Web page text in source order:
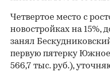
Четвертое место с
новостройках на 15%,
занял
первую пятерку
566,7 тыс. руб.),